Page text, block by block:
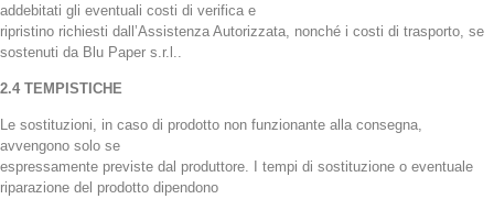
addebitati gli eventuali costi di verifica e
ripristino richiesti dall’Assistenza Autorizzata, nonché i costi di trasporto, se
sostenuti da Blu Paper s.r.l..
2.4 TEMPISTICHE
Le sostituzioni, in caso di prodotto non funzionante alla consegna,
avvengono solo se
espressamente previste dal produttore. I tempi di sostituzione o eventuale
riparazione del prodotto dipendono